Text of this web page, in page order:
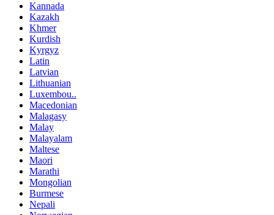
Kannada
Kazakh
Khmer
Kurdish
Kyrgyz
Latin
Latvian
Lithuanian
Luxembou..
Macedonian
Malagasy
Malay
Malayalam
Maltese
Maori
Marathi
Mongolian
Burmese
Nepali